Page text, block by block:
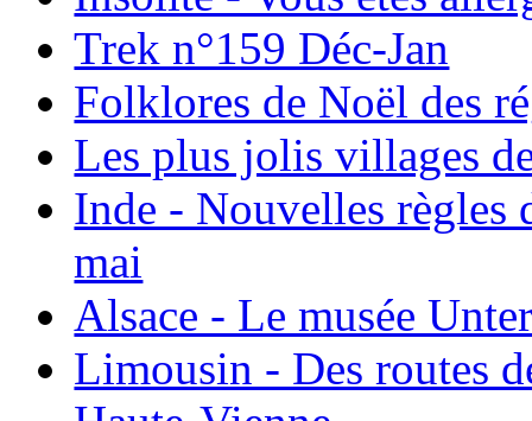
Trek n°159 Déc-Jan
Folklores de Noël des
Les plus jolis villages
Inde - Nouvelles règles
mai
Alsace - Le musée
Limousin - Des routes